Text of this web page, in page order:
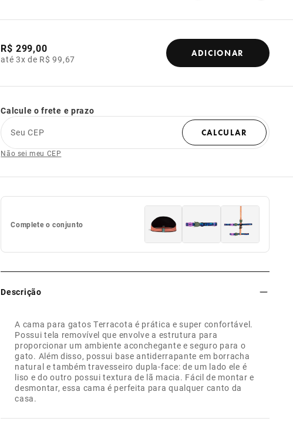
R$ 299,00
até 3x de R$ 99,67
ADICIONAR
Calcule o frete e prazo
Seu CEP
CALCULAR
Não sei meu CEP
Complete o conjunto
Descrição
A cama para gatos Terracota é prática e super confortável.
Possui tela removível que envolve a estrutura para
proporcionar um ambiente aconchegante e seguro para o
gato. Além disso, possui base antiderrapante em borracha
natural e também travesseiro dupla-face: de um lado ele é
liso e do outro possui textura de lã macia. Fácil de montar e
desmontar, essa cama é perfeita para qualquer canto da
casa.